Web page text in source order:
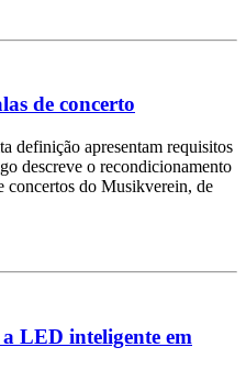
de concerto
definição apresentam requisitos
descreve o recondicionamento
concertos do Musikverein, de
LED inteligente em